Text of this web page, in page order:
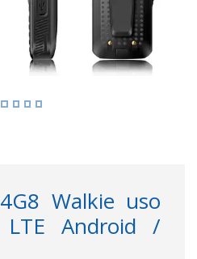
Walkie uso
Android /